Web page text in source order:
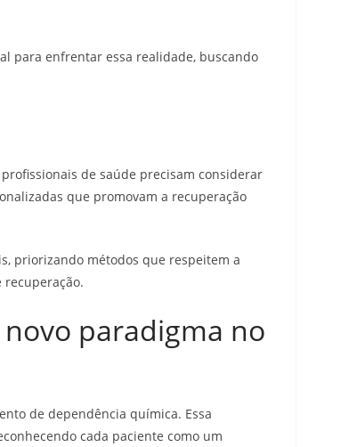
para enfrentar essa realidade, buscando
de saúde precisam considerar
que promovam a recuperação
priorizando métodos que respeitem a
paradigma no
de dependência química. Essa
cada paciente como um